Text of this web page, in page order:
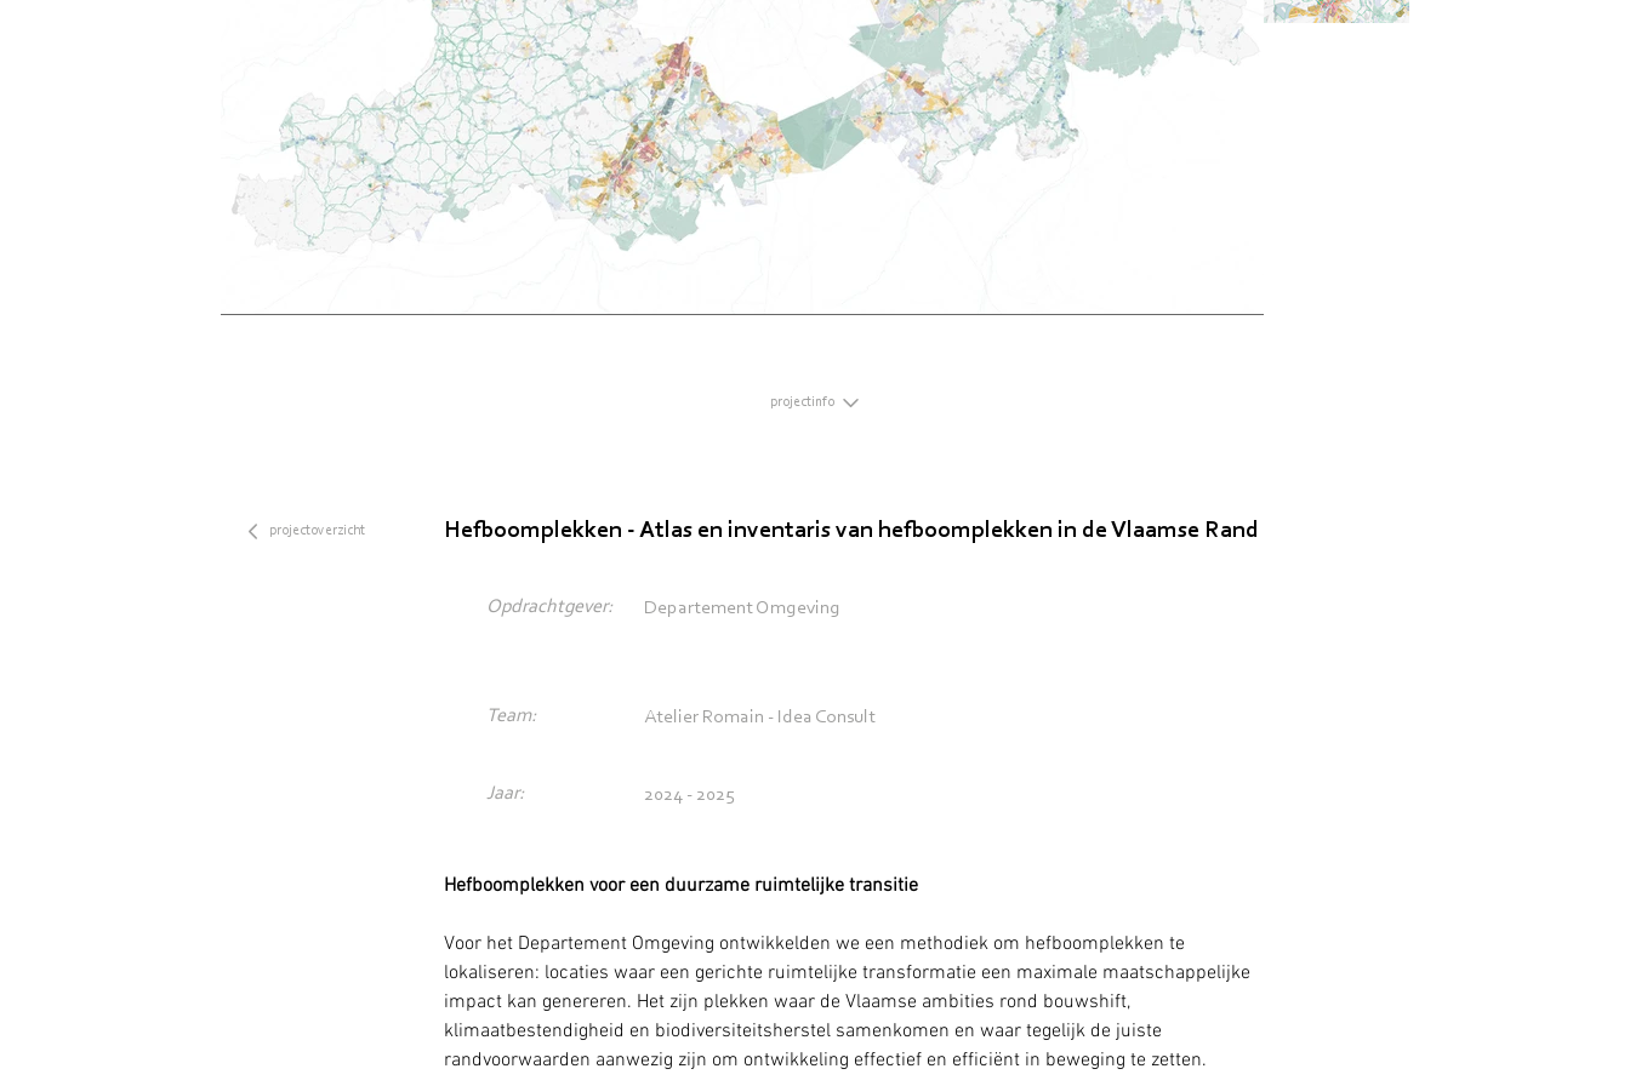
projectinfo
projectoverzicht Hefboomplekken - Atlas en inventaris van hefboomplekken in de Vlaamse Rand
Opdrachtgever:
Team:
Jaar:
Departement Omgeving
Atelier Romain - Idea Consult
2024 - 2025
Hefboomplekken voor een duurzame ruimtelijke transitie
Voor het Departement Omgeving ontwikkelden we een methodiek om hefboomplekken te
lokaliseren: locaties waar een gerichte ruimtelijke transformatie een maximale maatschappelijke
impact kan genereren. Het zijn plekken waar de Vlaamse ambities rond bouwshift,
klimaatbestendigheid en biodiversiteitsherstel samenkomen en waar tegelijk de juiste
randvoorwaarden aanwezig zijn om ontwikkeling effectief en efficiënt in beweging te zetten.